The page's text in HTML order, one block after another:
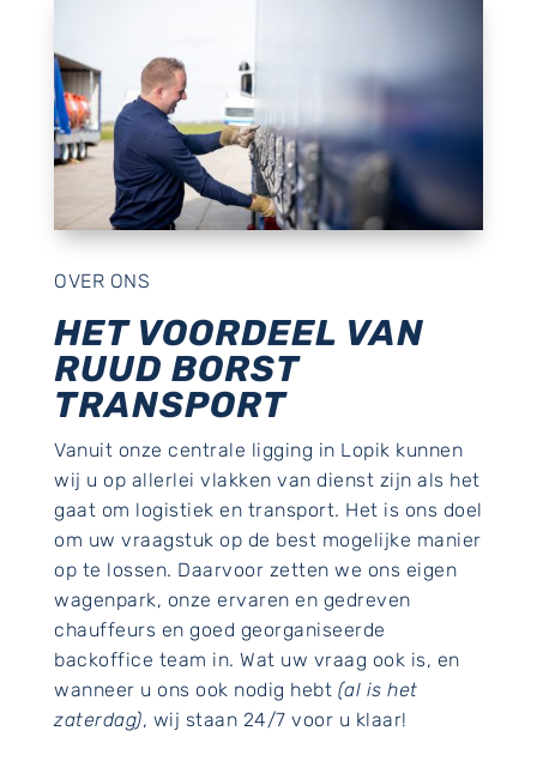
OVER ONS
HET VOORDEEL VAN
RUUD BORST
TRANSPORT
Vanuit onze centrale ligging in Lopik kunnen
wij u op allerlei vlakken van dienst zijn als het
gaat om logistiek en transport. Het is ons doel
om uw vraagstuk op de best mogelijke manier
op te lossen. Daarvoor zetten we ons eigen
wagenpark, onze ervaren en gedreven
chauffeurs en goed georganiseerde
backoffice team in. Wat uw vraag ook is, en
wanneer u ons ook nodig hebt (al is het
zaterdag), wij staan 24/7 voor u klaar!